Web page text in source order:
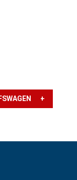
+